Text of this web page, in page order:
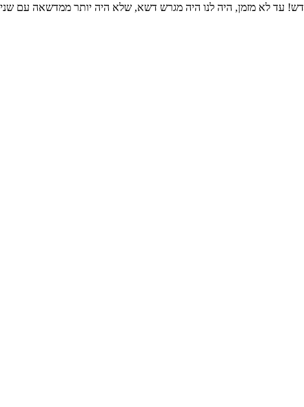
עד לא מזמן, היה לנו היה מגרש דשא, שלא היה יותר ממדשאה עם